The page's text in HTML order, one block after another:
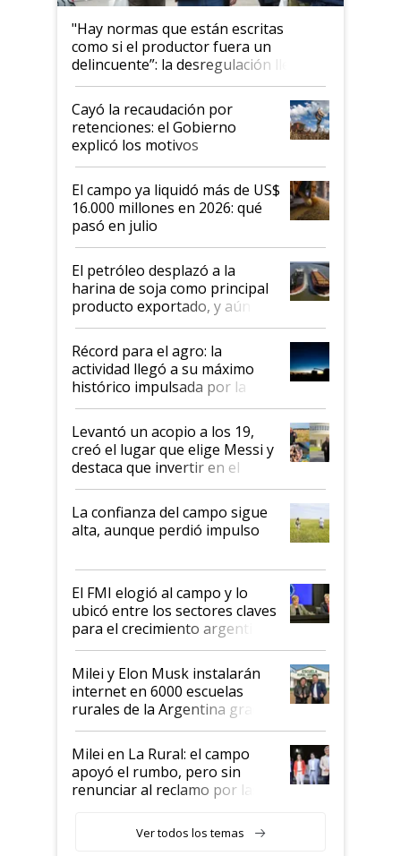
"Hay normas que están escritas
como si el productor fuera un
delincuente”: la desregulación llegó
al Congreso Aapresid y hasta se
habló del financiamiento al IPCVA
Cayó la recaudación por
retenciones: el Gobierno
explicó los motivos
El campo ya liquidó más de US$
16.000 millones en 2026: qué
pasó en julio
El petróleo desplazó a la
harina de soja como principal
producto exportado, y aún así
el agro aportó casi seis de cada
diez dólares y sostuvo el
liderazgo en un semestre
récord
Récord para el agro: la
actividad llegó a su máximo
histórico impulsada por la
cosecha y las exportaciones
Levantó un acopio a los 19,
creó el lugar que elige Messi y
destaca que invertir en el
kirchnerismo era como "darle
plata a un hijo para droga":
Juan Félix Rossetti, el libertario
que de una dura crisis salió
de Milei
La confianza del campo sigue
alta, aunque perdió impulso
El FMI elogió al campo y lo
ubicó entre los sectores claves
para el crecimiento argentino
Milei y Elon Musk instalarán
internet en 6000 escuelas
rurales de la Argentina gracias
a un acuerdo con Starlink
Milei en La Rural: el campo
apoyó el rumbo, pero sin
renunciar al reclamo por las
Ver todos los temas